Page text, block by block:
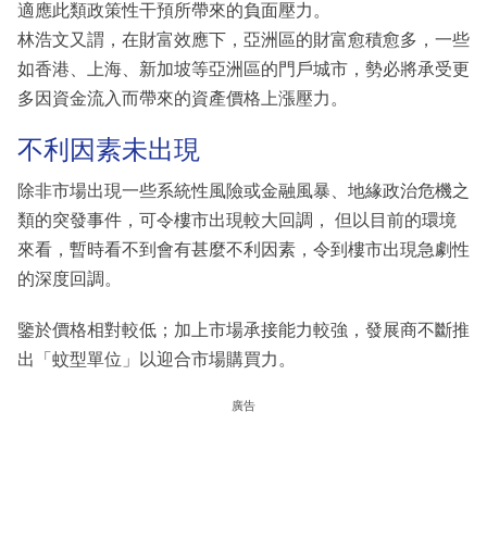
適應此類政策性干預所帶來的負面壓力。
林浩文又謂，在財富效應下，亞洲區的財富愈積愈多，一些
如香港、上海、新加坡等亞洲區的門戶城市，勢必將承受更
多因資金流入而帶來的資產價格上漲壓力。
不利因素未出現
除非市場出現一些系統性風險或金融風暴、地緣政治危機之
類的突發事件，可令樓市出現較大回調， 但以目前的環境
來看，暫時看不到會有甚麼不利因素，令到樓市出現急劇性
的深度回調。
鑒於價格相對較低；加上市場承接能力較強，發展商不斷推
出「蚊型單位」以迎合市場購買力。
廣告